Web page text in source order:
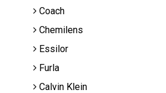
Coach
Chemilens
Essilor
Furla
Calvin Klein